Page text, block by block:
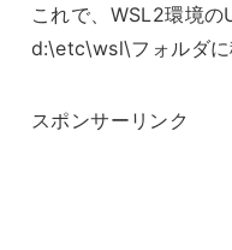
これで、WSL2環境
d:\etc\wsl\フォルダに
スポンサーリンク